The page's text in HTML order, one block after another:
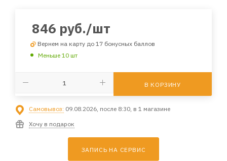
846 руб./шт
Вернем на карту до 17 бонусных баллов
Меньше 10 шт
В КОРЗИНУ
Самовывоз: 09.08.2026, после 8:30, в 1 магазине
Хочу в подарок
ЗАПИСЬ НА СЕРВИС